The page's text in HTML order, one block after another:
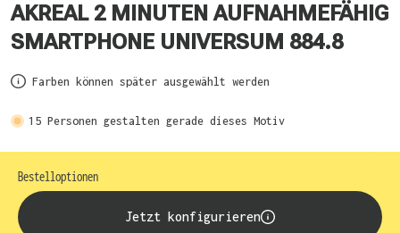
AKREAL 2 MINUTEN AUFNAHMEFÄHIG
SMARTPHONE UNIVERSUM 884.8
Farben können später ausgewählt werden
15 Personen gestalten gerade dieses Motiv
Bestelloptionen
Jetzt konfigurieren